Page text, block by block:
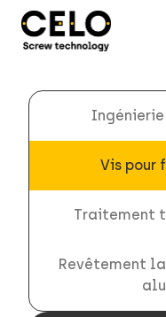
Vis pour
Traitement
Revêtement